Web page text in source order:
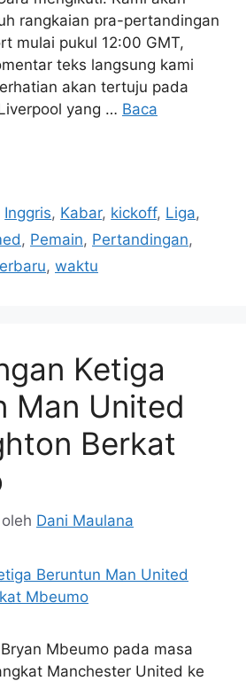
rangkaian pra-pertandingan
mulai pukul 12:00 GMT,
teks langsung kami
akan tertuju pada
yang … Baca
Inggris, Kabar, kickoff, Liga,
, Pemain, Pertandingan,
, waktu
Ketiga
Man United
Berkat
oleh Dani Maulana
Mbeumo pada masa
Manchester United ke